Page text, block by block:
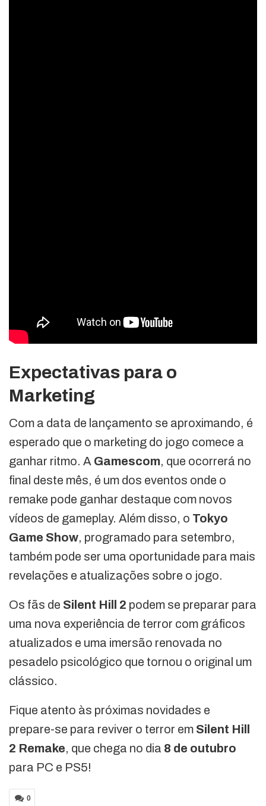
Expectativas para o
Marketing
Com a data de lançamento se aproximando, é
esperado que o marketing do jogo comece a
ganhar ritmo. A Gamescom, que ocorrerá no
final deste mês, é um dos eventos onde o
remake pode ganhar destaque com novos
vídeos de gameplay. Além disso, o Tokyo
Game Show, programado para setembro,
também pode ser uma oportunidade para mais
revelações e atualizações sobre o jogo.
Os fãs de Silent Hill 2 podem se preparar para
uma nova experiência de terror com gráficos
atualizados e uma imersão renovada no
pesadelo psicológico que tornou o original um
clássico.
Fique atento às próximas novidades e
prepare-se para reviver o terror em Silent Hill
2 Remake, que chega no dia 8 de outubro
para PC e PS5!
0